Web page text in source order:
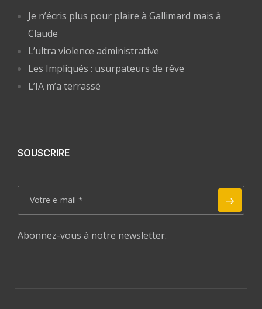
Je n’écris plus pour plaire à Gallimard mais à
Claude
L’ultra violence administrative
Les Impliqués : usurpateurs de rêve
L’IA m’a terrassé
SOUSCRIRE
Abonnez-vous à notre newsletter.